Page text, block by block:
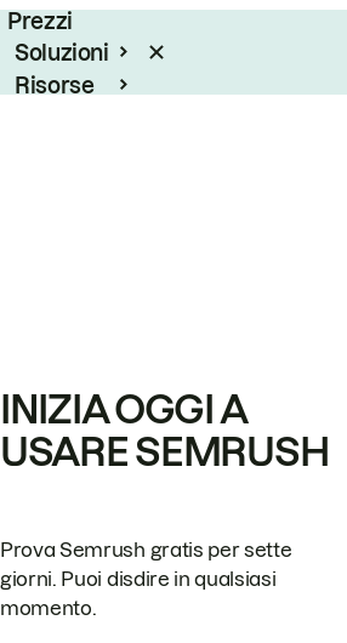
Prezzi
Soluzioni
Risorse
INIZIA OGGI A
USARE SEMRUSH
Prova Semrush gratis per sette
giorni. Puoi disdire in qualsiasi
momento.